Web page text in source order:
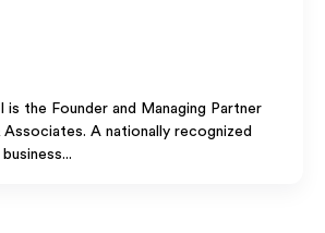
is the Founder and Managing Partner
A nationally recognized